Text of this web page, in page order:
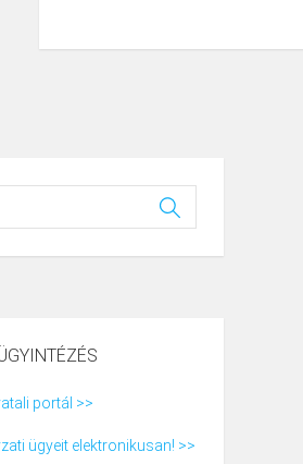
portál >>
ügyeit elektronikusan! >>